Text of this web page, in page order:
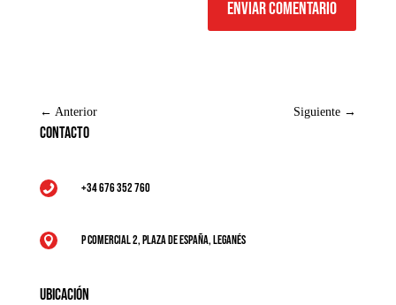
Enviar comentario
← Anterior Siguiente →
Contacto
 +34 676 352 760
 P Comercial 2, Plaza de España, Leganés
Ubicación